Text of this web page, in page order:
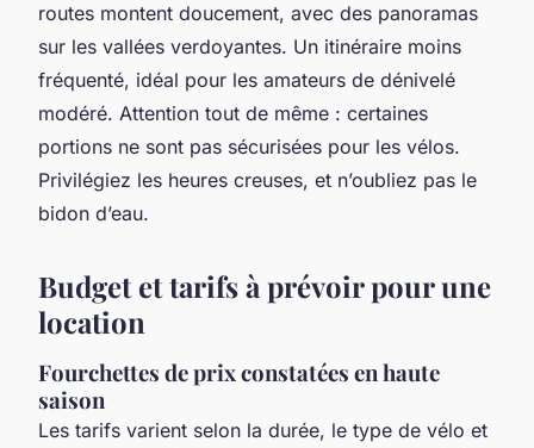
routes montent doucement, avec des panoramas
sur les vallées verdoyantes. Un itinéraire moins
fréquenté, idéal pour les amateurs de dénivelé
modéré. Attention tout de même : certaines
portions ne sont pas sécurisées pour les vélos.
Privilégiez les heures creuses, et n’oubliez pas le
bidon d’eau.
Budget et tarifs à prévoir pour une
location
Fourchettes de prix constatées en haute
saison
Les tarifs varient selon la durée, le type de vélo et